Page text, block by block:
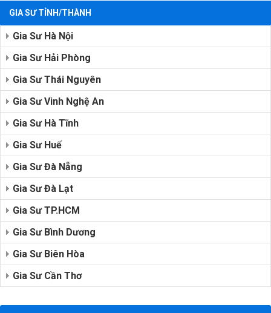
GIA SƯ TỈNH/THÀNH
Gia Sư Hà Nội
Gia Sư Hải Phòng
Gia Sư Thái Nguyên
Gia Sư Vinh Nghệ An
Gia Sư Hà Tĩnh
Gia Sư Huế
Gia Sư Đà Nẵng
Gia Sư Đà Lạt
Gia Sư TP.HCM
Gia Sư Bình Dương
Gia Sư Biên Hòa
Gia Sư Cần Thơ